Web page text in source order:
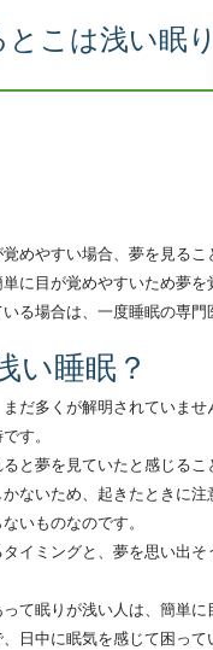
こは浅い眠
めやすい場合、夢を見るこ
に目が覚めやすいため夢を
る場合は、一度睡眠の専門
い睡眠？
だ多くが解明されていませ
す。
と夢を見ていたと感じるこ
ないため、起きたときに
いものなのです。
イミングと、夢を思い出
て眠りが浅い人は、簡単
日中に眠気を感じて困って